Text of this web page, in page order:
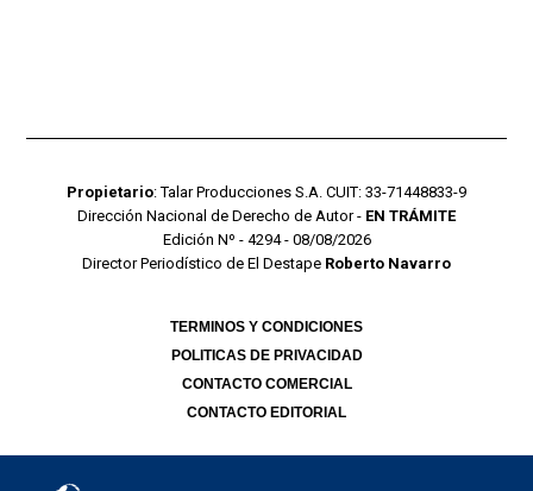
Propietario: Talar Producciones S.A. CUIT: 33-71448833-9
Dirección Nacional de Derecho de Autor - EN TRÁMITE
Edición Nº - 4294 - 08/08/2026
Director Periodístico de El Destape Roberto Navarro
TERMINOS Y CONDICIONES
POLITICAS DE PRIVACIDAD
CONTACTO COMERCIAL
CONTACTO EDITORIAL